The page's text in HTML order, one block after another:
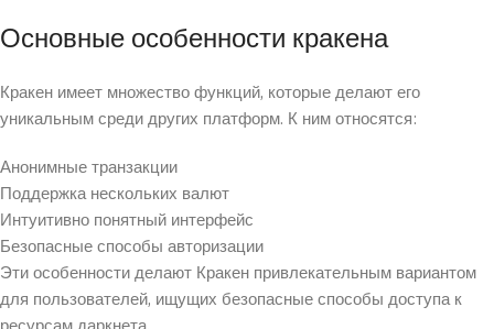
Основные особенности кракена
Кракен имеет множество функций, которые делают его
уникальным среди других платформ. К ним относятся:
Анонимные транзакции
Поддержка нескольких валют
Интуитивно понятный интерфейс
Безопасные способы авторизации
Эти особенности делают Кракен привлекательным вариантом
для пользователей, ищущих безопасные способы доступа к